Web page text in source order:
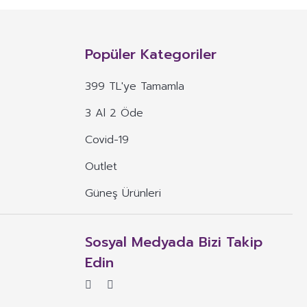
maddelerin konsantre veya ekstraktlarının tek başına veya
dozu belirlenmiş ürünleri ifade eder.
böyle özelliklere atıfta bulunan ifadeler yer alamaz.
eden veya vurgulayan ifadeler yer alamaz.
Popüler Kategoriler
399 TL'ye Tamamla
3 Al 2 Öde
Covid-19
Outlet
Güneş Ürünleri
Sosyal Medyada Bizi Takip
Edin